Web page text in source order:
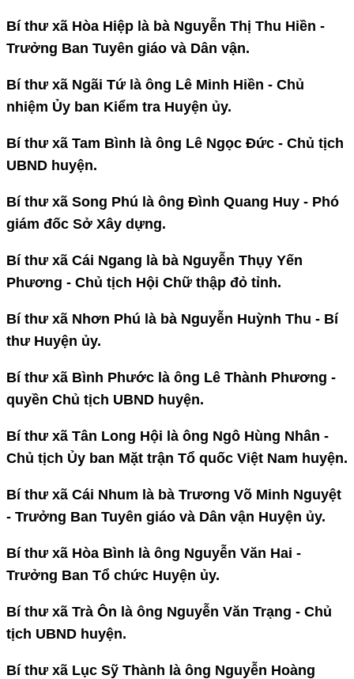
Bí thư xã Hòa Hiệp là bà Nguyễn Thị Thu Hiền -
Trưởng Ban Tuyên giáo và Dân vận.
Bí thư xã Ngãi Tứ là ông Lê Minh Hiền - Chủ
nhiệm Ủy ban Kiểm tra Huyện ủy.
Bí thư xã Tam Bình là ông Lê Ngọc Đức - Chủ tịch
UBND huyện.
Bí thư xã Song Phú là ông Đình Quang Huy - Phó
giám đốc Sở Xây dựng.
Bí thư xã Cái Ngang là bà Nguyễn Thụy Yến
Phương - Chủ tịch Hội Chữ thập đỏ tỉnh.
Bí thư xã Nhơn Phú là bà Nguyễn Huỳnh Thu - Bí
thư Huyện ủy.
Bí thư xã Bình Phước là ông Lê Thành Phương -
quyền Chủ tịch UBND huyện.
Bí thư xã Tân Long Hội là ông Ngô Hùng Nhân -
Chủ tịch Ủy ban Mặt trận Tổ quốc Việt Nam huyện.
Bí thư xã Cái Nhum là bà Trương Võ Minh Nguyệt
- Trưởng Ban Tuyên giáo và Dân vận Huyện ủy.
Bí thư xã Hòa Bình là ông Nguyễn Văn Hai -
Trưởng Ban Tổ chức Huyện ủy.
Bí thư xã Trà Ôn là ông Nguyễn Văn Trạng - Chủ
tịch UBND huyện.
Bí thư xã Lục Sỹ Thành là ông Nguyễn Hoàng